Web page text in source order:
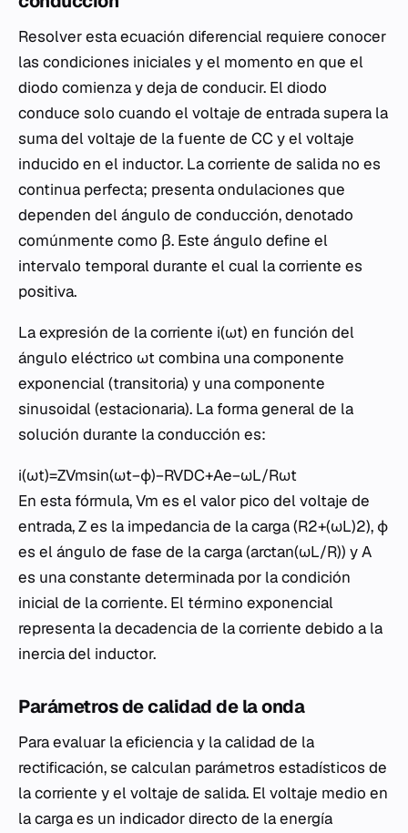
Resolver esta ecuación diferencial requiere conocer
las condiciones iniciales y el momento en que el
diodo comienza y deja de conducir. El diodo
conduce solo cuando el voltaje de entrada supera la
suma del voltaje de la fuente de CC y el voltaje
inducido en el inductor. La corriente de salida no es
continua perfecta; presenta ondulaciones que
dependen del ángulo de conducción, denotado
comúnmente como β. Este ángulo define el
intervalo temporal durante el cual la corriente es
positiva.
La expresión de la corriente i(ωt) en función del
ángulo eléctrico ωt combina una componente
exponencial (transitoria) y una componente
sinusoidal (estacionaria). La forma general de la
solución durante la conducción es:
i(ωt)=ZVm​​sin(ωt−ϕ)−RVDC​​+Ae−ωL/Rωt​
En esta fórmula, Vm​ es el valor pico del voltaje de
entrada, Z es la impedancia de la carga (R2+(ωL)2​), ϕ
es el ángulo de fase de la carga (arctan(ωL/R)) y A
es una constante determinada por la condición
inicial de la corriente. El término exponencial
representa la decadencia de la corriente debido a la
inercia del inductor.
Parámetros de calidad de la onda
Para evaluar la eficiencia y la calidad de la
rectificación, se calculan parámetros estadísticos de
la corriente y el voltaje de salida. El voltaje medio en
la carga es un indicador directo de la energía